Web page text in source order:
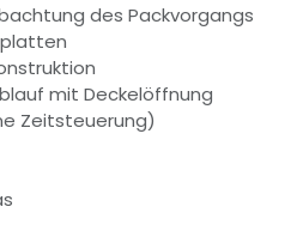
des Packvorgangs
mit Deckelöffnung
Zeitsteuerung)